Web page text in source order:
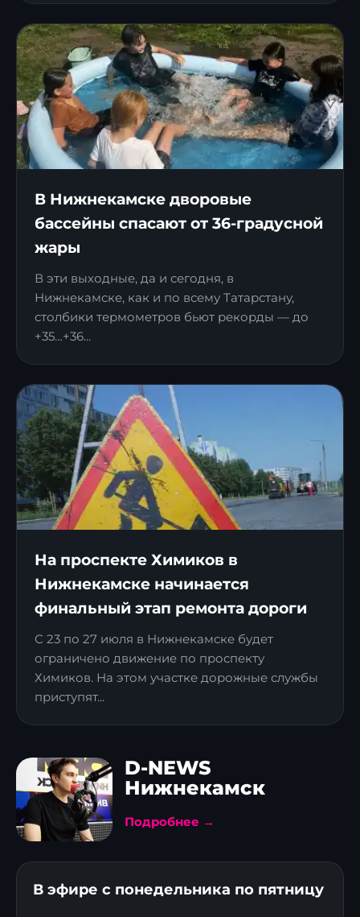
В Нижнекамске дворовые
бассейны спасают от 36-градусной
жары
В эти выходные, да и сегодня, в
Нижнекамске, как и по всему Татарстану,
столбики термометров бьют рекорды — до
+35…+36...
На проспекте Химиков в
Нижнекамске начинается
финальный этап ремонта дороги
С 23 по 27 июля в Нижнекамске будет
ограничено движение по проспекту
Химиков. На этом участке дорожные службы
приступят...
D-NEWS
Нижнекамск
Подробнее →
В эфире с понедельника по пятницу